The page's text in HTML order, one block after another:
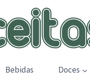
Bebidas Doces